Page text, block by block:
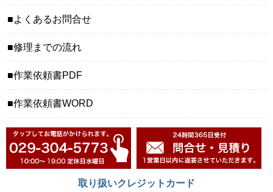
よくあるお問合せ
修理までの流れ
作業依頼書PDF
作業依頼書WORD
取り扱いクレジットカード